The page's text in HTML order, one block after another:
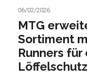
06/02/2026
MTG
Sortiment
Runners
Löffelschutz